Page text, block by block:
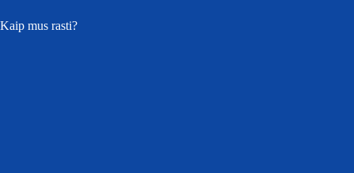
Kaip mus rasti?